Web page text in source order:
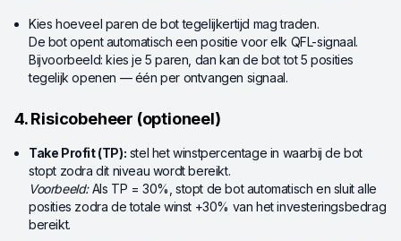
Kies hoeveel paren de bot tegelijkertijd mag traden.
De bot opent automatisch een positie voor elk QFL-signaal.
Bijvoorbeeld: kies je 5 paren, dan kan de bot tot 5 posities
tegelijk openen — één per ontvangen signaal.
4. Risicobeheer (optioneel)
Take Profit (TP): stel het winstpercentage in waarbij de bot
stopt zodra dit niveau wordt bereikt.
Voorbeeld:Als TP = 30%, stopt de bot automatisch en sluit alle
posities zodra de totale winst +30% van het investeringsbedrag
bereikt.